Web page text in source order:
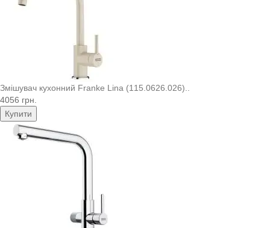
Змішувач кухонний Franke Lina (115.0626.026)..
4056 грн.
Купити